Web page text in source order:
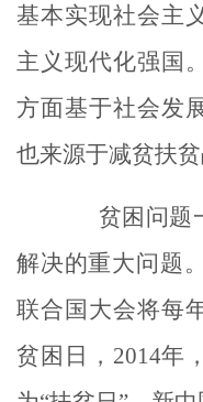
基本实现社会主
主义现代化强国
方面基于社会发
也来源于减贫扶贫
贫困问题一
解决的重大问题。
联合国大会将每
贫困日， 2014年